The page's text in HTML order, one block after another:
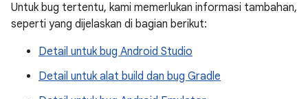
Untuk bug tertentu, kami memerlukan informasi tambahan,
seperti yang dijelaskan di bagian berikut:
Detail untuk bug Android Studio
Detail untuk alat build dan bug Gradle